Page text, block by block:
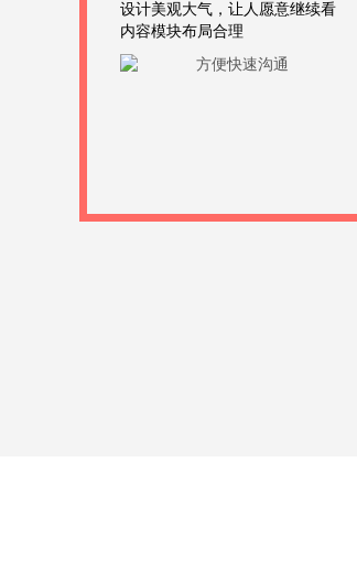
设计美观大气，让人愿意继续看
内容模块布局合理